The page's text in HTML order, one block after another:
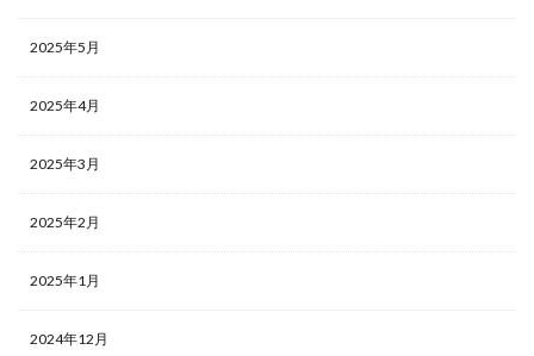
2025年5月
2025年4月
2025年3月
2025年2月
2025年1月
2024年12月